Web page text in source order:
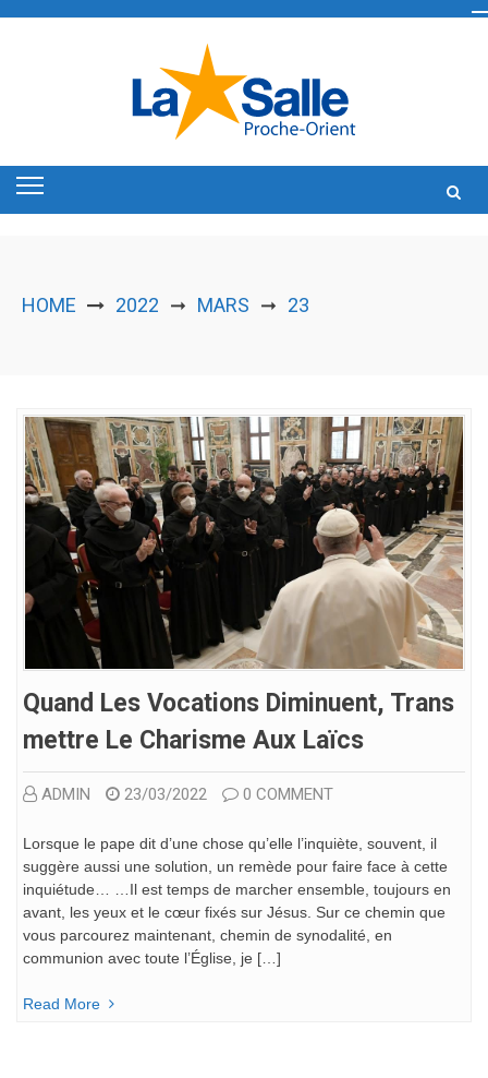
HOME 2022 ➞ MARS ➞ 23
Quand Les Vocations Diminuent, Trans
Mettre Le Charisme Aux Laïcs
ADMIN 23/03/2022 0 COMMENT
Lorsque le pape dit d’une chose qu’elle l’inquiète, souvent, il
suggère aussi une solution, un remède pour faire face à cette
inquiétude… …Il est temps de marcher ensemble, toujours en
avant, les yeux et le cœur fixés sur Jésus. Sur ce chemin que
vous parcourez maintenant, chemin de synodalité, en
communion avec toute l’Église, je […]
Read More